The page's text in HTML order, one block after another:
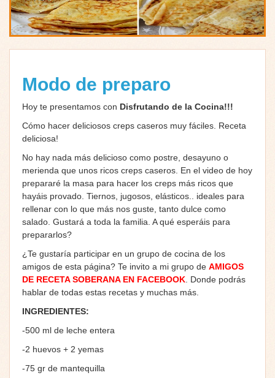
Modo de preparo
Hoy te presentamos con Disfrutando de la Cocina!!!
Cómo hacer deliciosos creps caseros muy fáciles. Receta
deliciosa!
No hay nada más delicioso como postre, desayuno o
merienda que unos ricos creps caseros. En el video de hoy
prepararé la masa para hacer los creps más ricos que
hayáis provado. Tiernos, jugosos, elásticos.. ideales para
rellenar con lo que más nos guste, tanto dulce como
salado. Gustará a toda la familia. A qué esperáis para
prepararlos?
¿Te gustaría participar en un grupo de cocina de los
amigos de esta página? Te invito a mi grupo de AMIGOS
DE RECETA SOBERANA EN FACEBOOK . Donde podrás
hablar de todas estas recetas y muchas más.
INGREDIENTES:
-500 ml de leche entera
-2 huevos + 2 yemas
-75 gr de mantequilla